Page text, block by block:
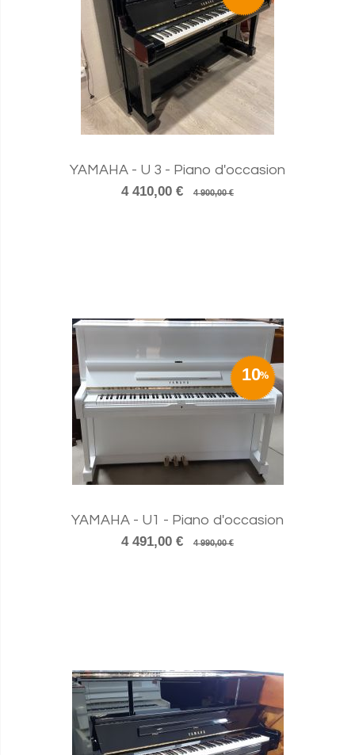
YAMAHA - U 3 - Piano d'occasion
4 410,00 €
4 900,00 €
10
YAMAHA - U1 - Piano d'occasion
4 491,00 €
4 990,00 €